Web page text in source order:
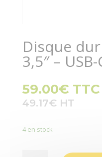
Disque
3,5″ –
59.00€ TTC
49.17€
4 en stock